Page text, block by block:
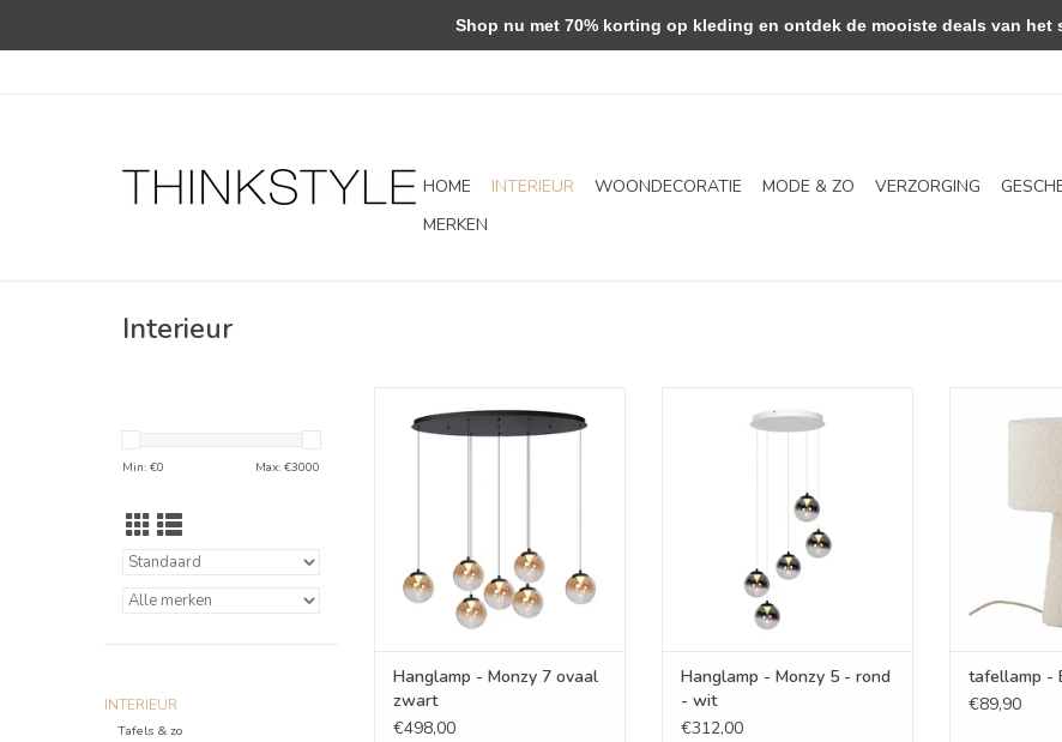
HOME INTERIEUR WOONDECORATIE MODE & ZO VERZORGING
MERKEN
Interieur
Min: €0 Max: €3000
INTERIEUR
Tafels & zo
TOEVOEGEN AAN WINKELWAGEN
Hanglamp - Monzy 7 ovaal
zwart
€498,00
TOEVOEGEN AAN WINKELWAGEN
Hanglamp - Monzy 5 - rond
- wit
€312,00
tafellamp -
€89,90
Shop nu met 70% korting op kleding en ontdek de mooiste deals van het